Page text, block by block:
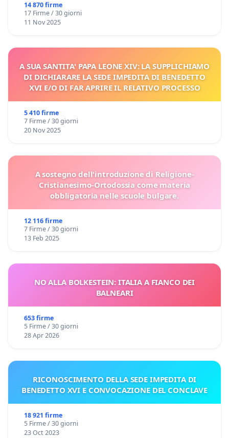
14 870 firme
17 Firme / 30 giorni
11 Nov 2025
A SUA SANTITA' PAPA LEONE XIV: LA SUPPLICHIAMO
DI DICHIARARE LA SEDE IMPEDITA DI BENEDETTO
XVI E/O DI FAR APRIRE IL RELATIVO PROCESSO
5 410 firme
7 Firme / 30 giorni
20 Nov 2025
A sostegno dell'introduzione di Religione-
Cristianesimo-Ortodossia come materia
obbligatoria nelle scuole bulgare.
12 116 firme
7 Firme / 30 giorni
13 Feb 2025
NO ALLA BOLKESTEIN: ITALIA A FIANCO DEI
BALNEARI
653 firme
5 Firme / 30 giorni
28 Apr 2026
RICONOSCIMENTO DELLA SEDE IMPEDITA DI
BENEDETTO XVI E CONVOCAZIONE DEL CONCLAVE
18 921 firme
5 Firme / 30 giorni
23 Oct 2023